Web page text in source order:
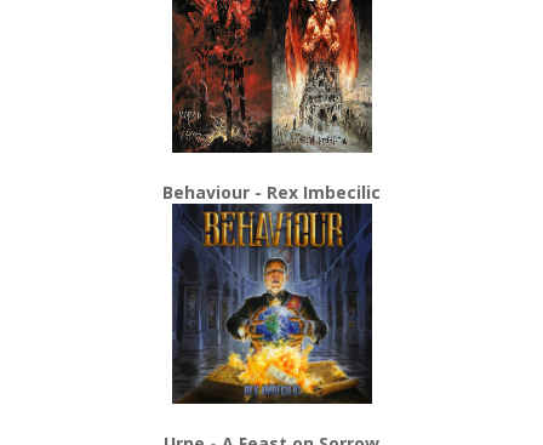
Behaviour - Rex Imbecilic